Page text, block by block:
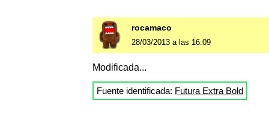
rocamaco
28/03/2013 a las 16:09
Modificada...
Fuente identificada: Futura Extra Bold